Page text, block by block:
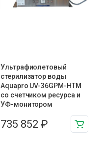
Ультрафиолетовый
стерилизатор воды
Aquapro UV-36GPM-HTM
cо счетчиком ресурса и
УФ-монитором
735 852 ₽